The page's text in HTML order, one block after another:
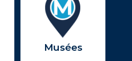
Musées